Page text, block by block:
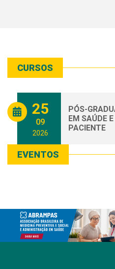
CURSOS
25
09
2026
PÓS-
EM SAÚDE
PACIENTE
EVENTOS